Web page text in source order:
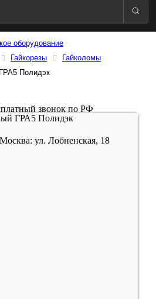
звонок по РФ
ул. Лобненская, 18
оборудование
Гайкорезы
Гайколомы
Полидэк